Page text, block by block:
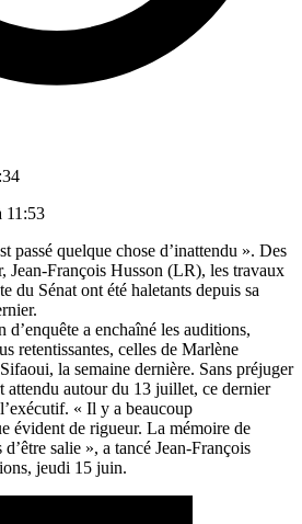
11:53
passé quelque chose d’inattendu ». Des
Jean-François Husson (LR), les travaux
du Sénat ont été haletants depuis sa
a enchaîné les auditions,
retentissantes, celles de Marlène
la semaine dernière. Sans préjuger
attendu autour du 13 juillet, ce dernier
« Il y a beaucoup
évident de rigueur. La mémoire de
salie », a tancé Jean-François
jeudi 15 juin.